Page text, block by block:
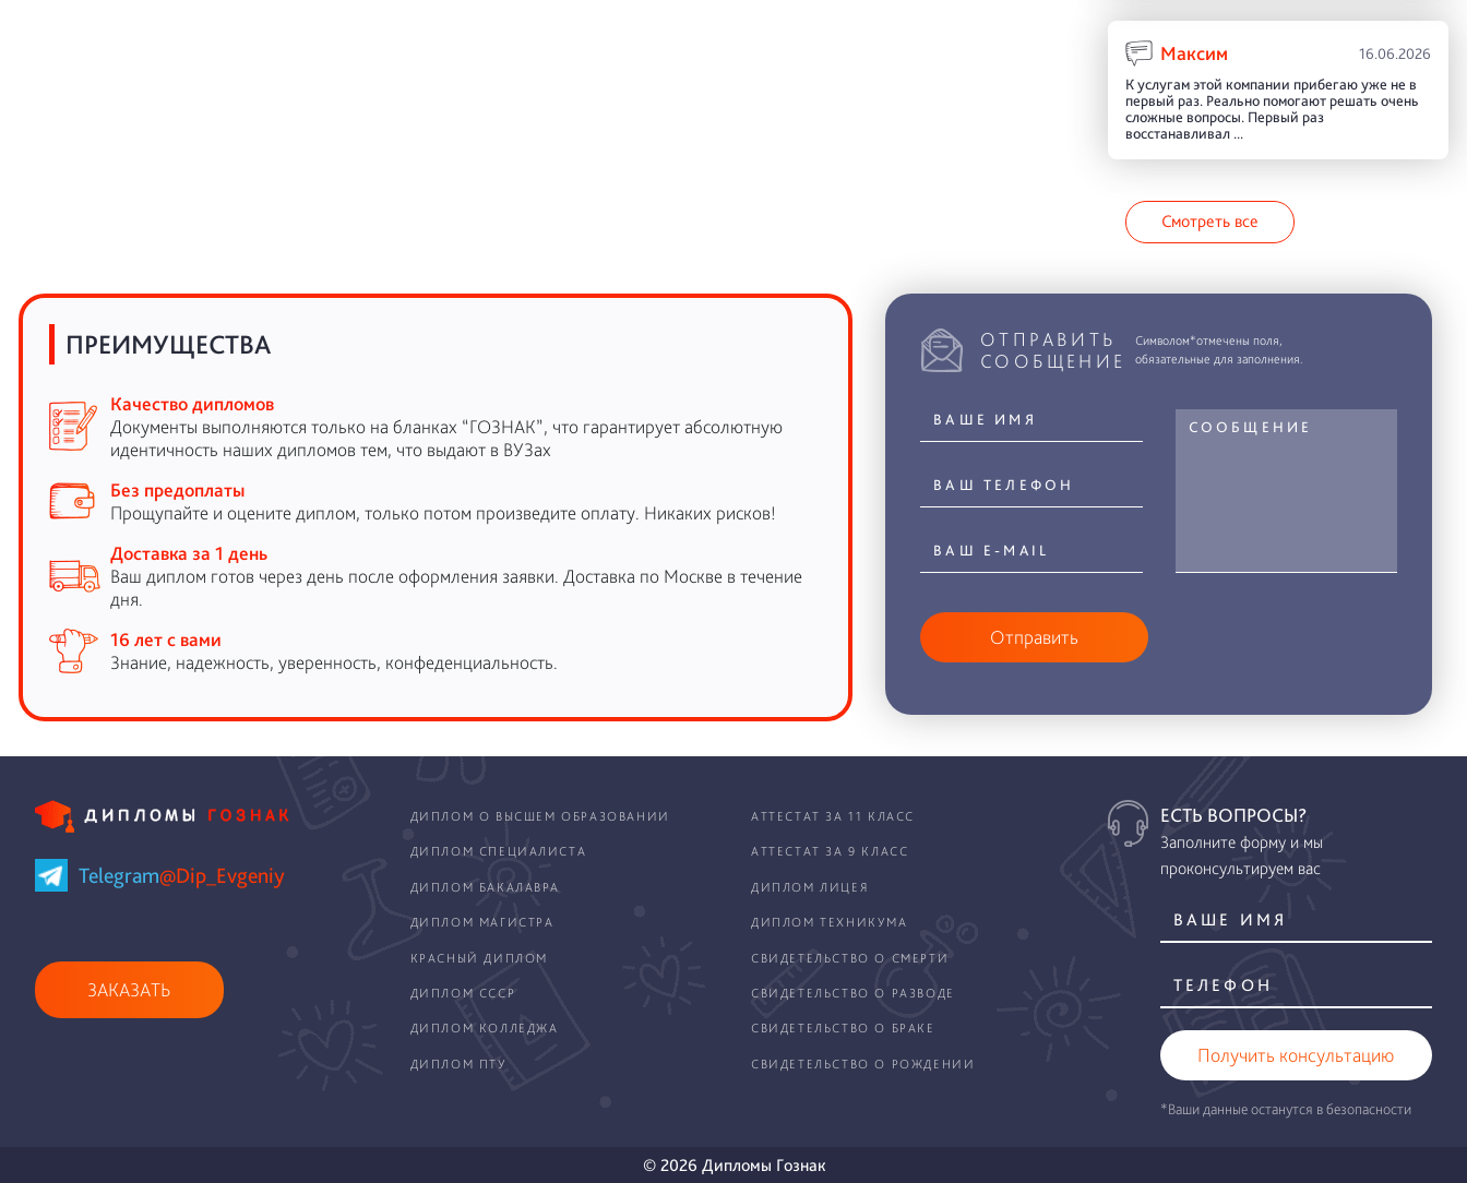
Максим 16.06.2026
К услугам этой компании прибегаю уже не в
первый раз. Реально помогают решать очень
сложные вопросы. Первый раз
восстанавливал ...
Смотреть все
ПРЕИМУЩЕСТВА
Качество дипломов
Документы выполняются только на бланках “ГОЗНАК”, что гарантирует абсолютную
идентичность наших дипломов тем, что выдают в ВУЗах
Без предоплаты
Прощупайте и оцените диплом, только потом произведите оплату. Никаких рисков!
Доставка за 1 день
Ваш диплом готов через день после оформления заявки. Доставка по Москве в течение
дня.
16 лет с вами
Знание, надежность, уверенность, конфеденциальность.
ОТПРАВИТЬ
СООБЩЕНИЕ
Символом*отмечены поля,
обязательные для заполнения.
Отправить
Telegram@Dip_Evgeniy
ЗАКАЗАТЬ
ДИПЛОМ О ВЫСШЕМ ОБРАЗОВАНИИ АТТЕСТАТ ЗА 11 КЛАСС
ДИПЛОМ СПЕЦИАЛИСТА АТТЕСТАТ ЗА 9 КЛАСС
ДИПЛОМ БАКАЛАВРА ДИПЛОМ ЛИЦЕЯ
ДИПЛОМ МАГИСТРА ДИПЛОМ ТЕХНИКУМА
КРАСНЫЙ ДИПЛОМ СВИДЕТЕЛЬСТВО О СМЕРТИ
ДИПЛОМ СССР СВИДЕТЕЛЬСТВО О РАЗВОДЕ
ДИПЛОМ КОЛЛЕДЖА СВИДЕТЕЛЬСТВО О БРАКЕ
ДИПЛОМ ПТУ СВИДЕТЕЛЬСТВО О РОЖДЕНИИ
ЕСТЬ ВОПРОСЫ?
Заполните форму и мы
проконсультируем вас
Получить консультацию
*Ваши данные останутся в безопасности
© 2026 Дипломы Гознак